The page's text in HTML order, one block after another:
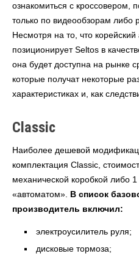
ознакомиться с кроссовером,
только по видеообзорам либо
Несмотря на то, что корейский
позиционирует Seltos в
она будет доступна на рынке
которые получат некоторые
характеристиках и, как
Classic
Наиболее дешевой
комплектация Classic,
механической коробкой либо
«автоматом». В список
производитель включил:
электроусилитель руля;
дисковые тормоза;